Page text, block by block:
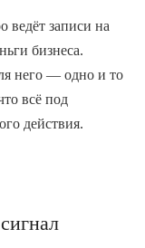
ведёт записи на
бизнеса.
него — одно и то
всё под
действия.